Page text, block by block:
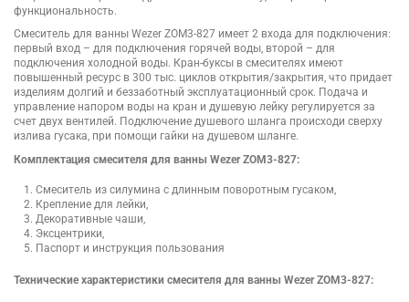
функциональность.
Смеситель для ванны Wezer ZOM3-827 имеет 2 входа для подключения:
первый вход – для подключения горячей воды, второй – для
подключения холодной воды. Кран-буксы в смесителях имеют
повышенный ресурс в 300 тыс. циклов открытия/закрытия, что придает
изделиям долгий и беззаботный эксплуатационный срок. Подача и
управление напором воды на кран и душевую лейку регулируется за
счет двух вентилей. Подключение душевого шланга происходи сверху
излива гусака, при помощи гайки на душевом шланге.
Комплектация смесителя для ванны Wezer ZOM3-827:
Смеситель из силумина с длинным поворотным гусаком,
Крепление для лейки,
Декоративные чаши,
Эксцентрики,
Паспорт и инструкция пользования
Технические характеристики смесителя для ванны Wezer ZOM3-827: